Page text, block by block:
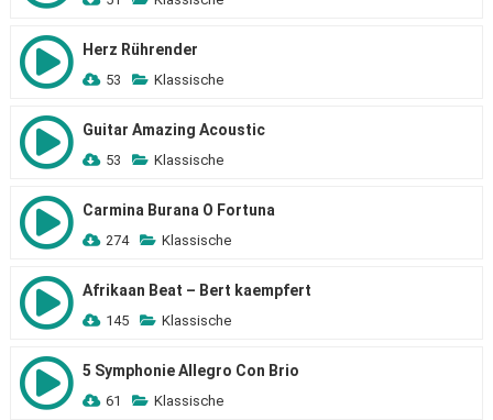
Herz Rührender
53 Klassische
Guitar Amazing Acoustic
53 Klassische
Carmina Burana O Fortuna
274 Klassische
Afrikaan Beat – Bert kaempfert
145 Klassische
5 Symphonie Allegro Con Brio
61 Klassische